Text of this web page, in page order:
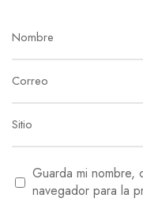
Guarda mi
navegador para la